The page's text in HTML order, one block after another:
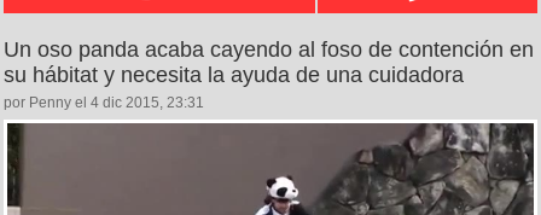
Un oso panda acaba cayendo al foso de contención en
su hábitat y necesita la ayuda de una cuidadora
por Penny el 4 dic 2015, 23:31